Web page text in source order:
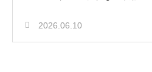
2026.06.10